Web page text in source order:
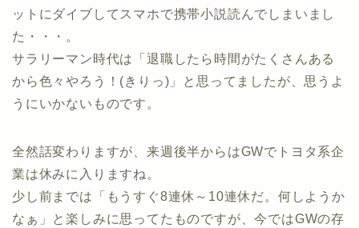
ットにダイブしてスマホで携帯小説読んでしまいまし
た・・・。
サラリーマン時代は「退職したら時間がたくさんある
から色々やろう！(きりっ)」と思ってましたが、思うよ
うにいかないものです。
全然話変わりますが、来週後半からはGWでトヨタ系企
業は休みに入りますね。
少し前までは「もうすぐ8連休～10連休だ。何しようか
なぁ」と楽しみに思ってたものですが、今ではGWの存